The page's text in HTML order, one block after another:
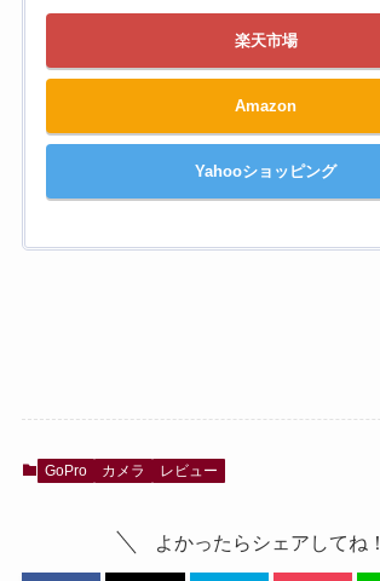
楽天市場
Amazon
Yahooショッピング
GoPro カメラ レビュー
よかったらシェアしてね！